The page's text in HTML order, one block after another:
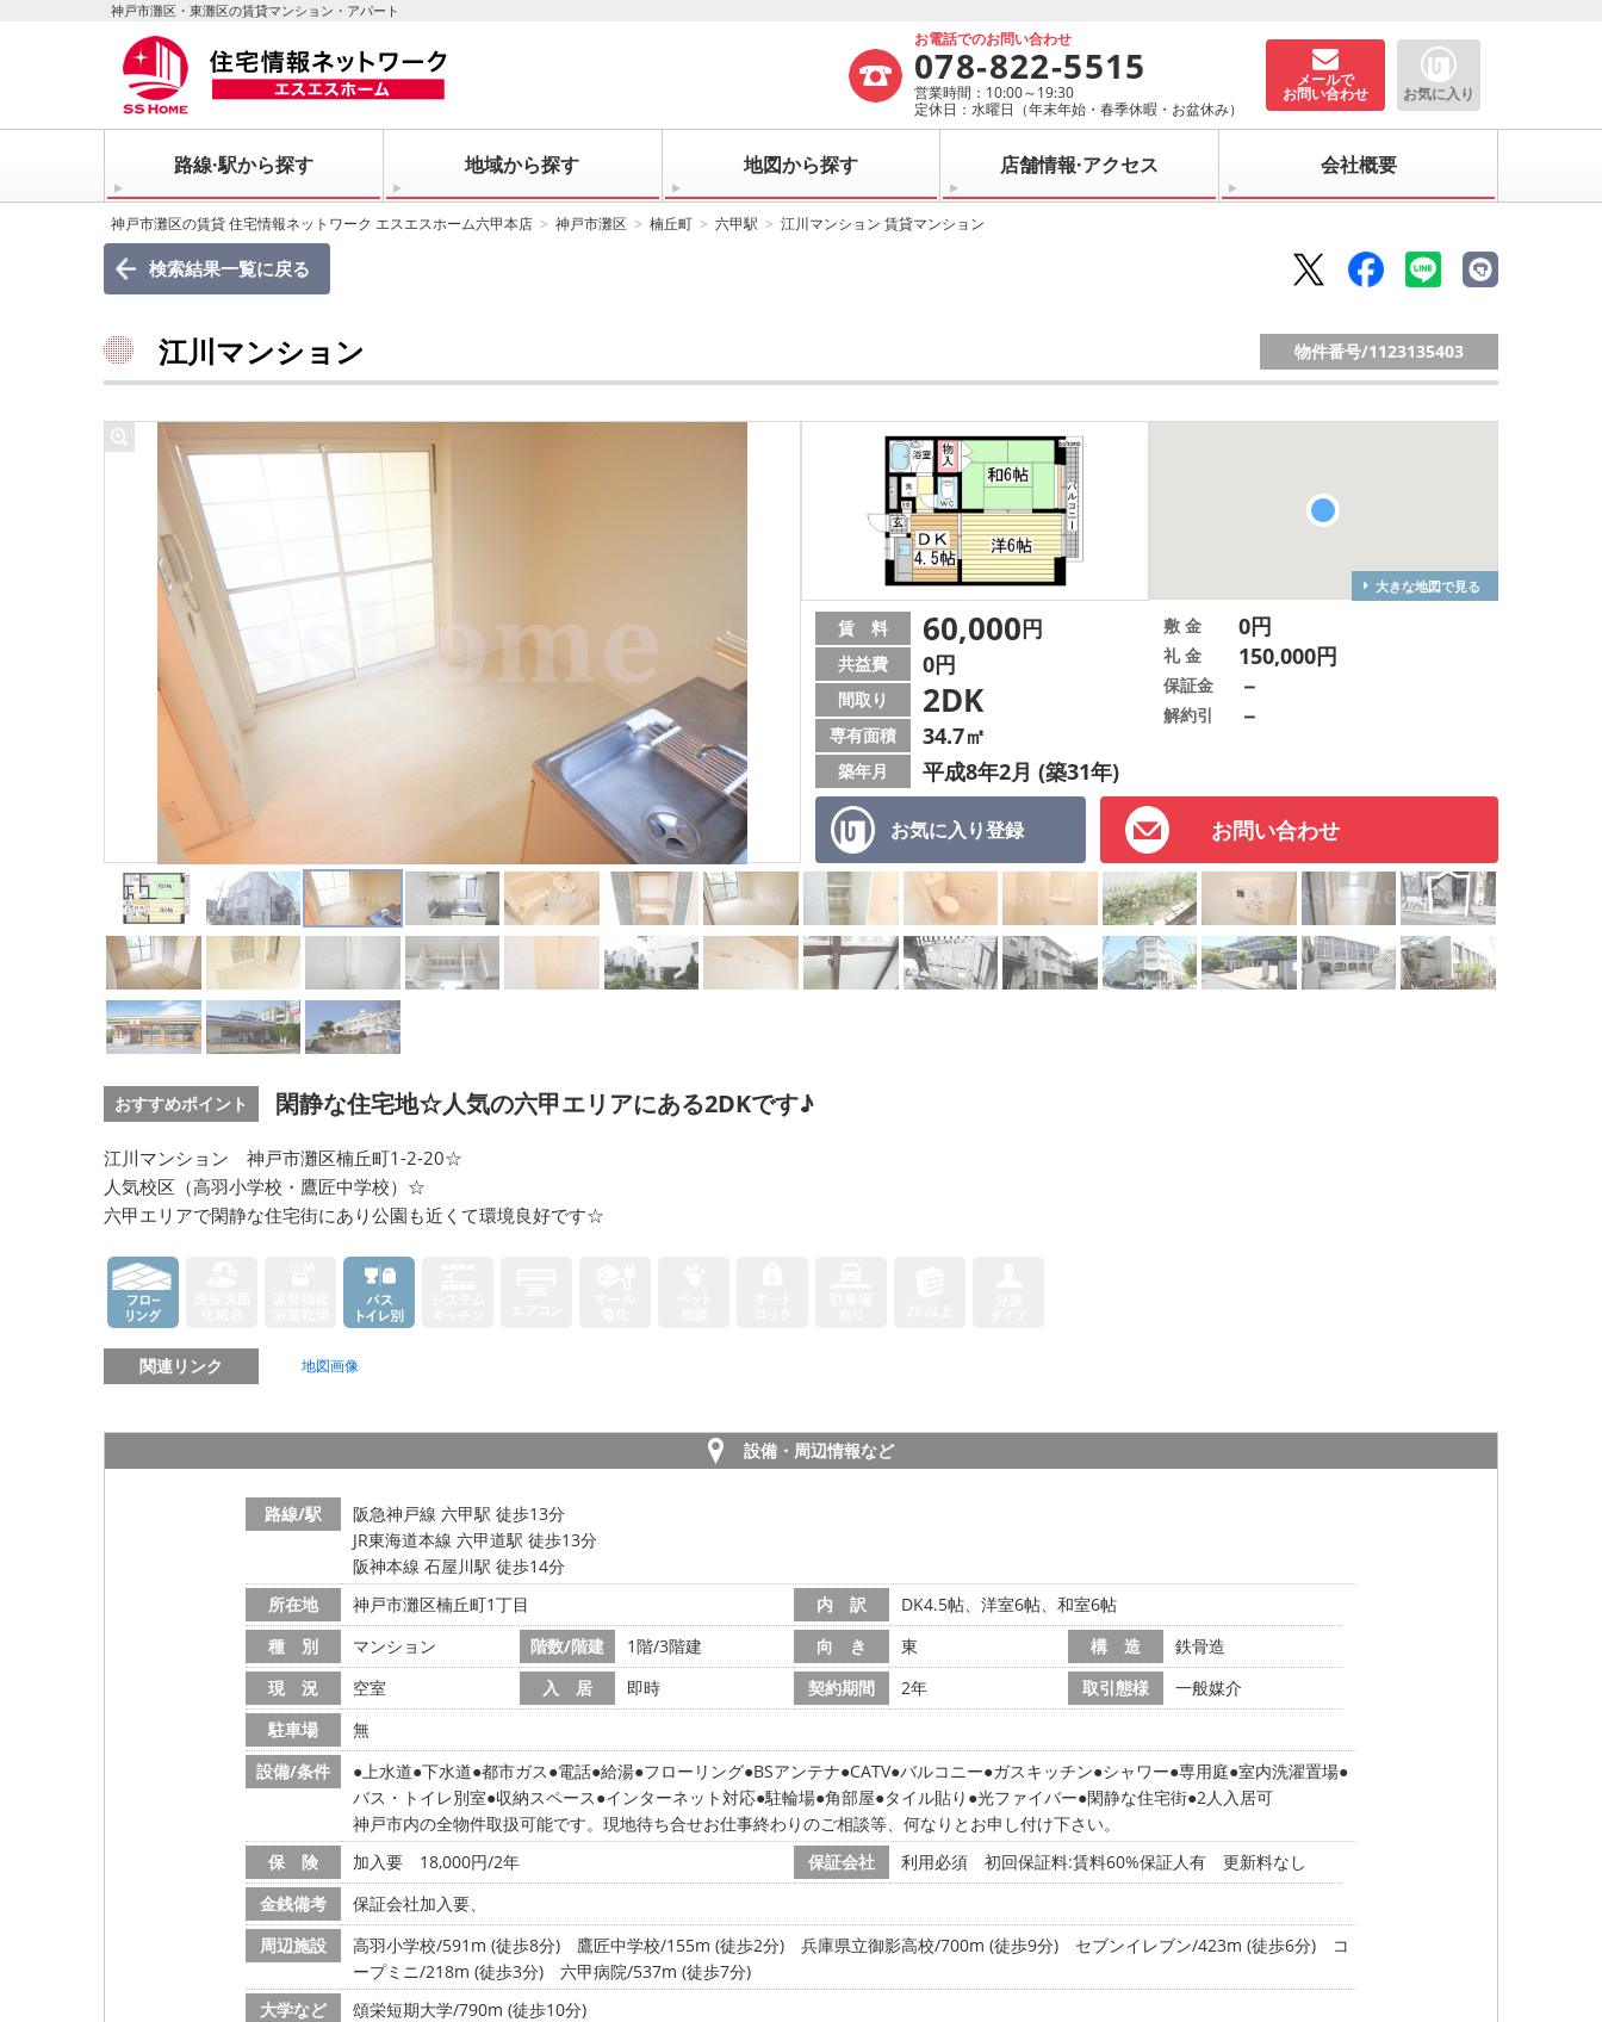
神戸市灘区・東灘区の賃貸マンション・アパート
お電話でのお問い合わせ
078-822-5515
営業時間：10:00～19:30
定休日：水曜日（年末年始・春季休暇・お盆休み）
メールで
お問い合わせ お気に入り
路線·駅から探す 地域から探す 地図から探す 店舗情報·アクセス 会社概要
神戸市灘区の賃貸 住宅情報ネットワーク エスエスホーム六甲本店 神戸市灘区 楠丘町 六甲駅 江川マンション 賃貸マンション
検索結果一覧に戻る
江川マンション 物件番号/1123135403
大きな地図で見る
お気に入り登録 お問い合わせ
賃 料 60,000円
共益費 0円
間取り 2DK
専有面積 34.7㎡
築年月 平成8年2月 (築31年)
敷 金 0円
礼 金 150,000円
保証金 －
解約引 －
おすすめポイント 閑静な住宅地☆人気の六甲エリアにある2DKです♪
江川マンション 神戸市灘区楠丘町1-2-20☆
人気校区（高羽小学校・鷹匠中学校）☆
六甲エリアで閑静な住宅街にあり公園も近くて環境良好です☆
関連リンク 地図画像
設備・周辺情報など
路線/駅
阪急神戸線 六甲駅 徒歩13分
JR東海道本線 六甲道駅 徒歩13分
阪神本線 石屋川駅 徒歩14分
所在地
神戸市灘区楠丘町1丁目 内 訳
DK4.5帖、洋室6帖、和室6帖
種 別
マンション 階数/階建 1階/3階建 向 き 東 構 造
鉄骨造
現 況
空室 入 居 即時 契約期間 2年 取引態様
一般媒介
駐車場
無
設備/条件
上水道 下水道 都市ガス 電話 給湯 フローリング BSアンテナ CATV バルコニー ガスキッチン シャワー 専用庭 室内洗濯置場
バス・トイレ別室 収納スペース インターネット対応 駐輪場 角部屋 タイル貼り 光ファイバー 閑静な住宅街 2人入居可
神戸市内の全物件取扱可能です。現地待ち合せお仕事終わりのご相談等、何なりとお申し付け下さい。
保 険
加入要 18,000円/2年 保証会社
利用必須 初回保証料:賃料60%保証人有 更新料なし
金銭備考
保証会社加入要、
周辺施設
高羽小学校/591m (徒歩8分) 鷹匠中学校/155m (徒歩2分) 兵庫県立御影高校/700m (徒歩9分) セブンイレブン/423m (徒歩6分)
コ
ープミニ/218m (徒歩3分)
六甲病院/537m (徒歩7分)
大学など
頌栄短期大学/790m (徒歩10分)